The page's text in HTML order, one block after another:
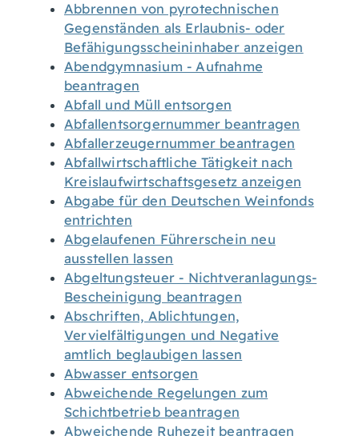
Abbrennen von pyrotechnischen
Gegenständen als Erlaubnis- oder
Befähigungsscheininhaber anzeigen
Abendgymnasium - Aufnahme
beantragen
Abfall und Müll entsorgen
Abfallentsorgernummer beantragen
Abfallerzeugernummer beantragen
Abfallwirtschaftliche Tätigkeit nach
Kreislaufwirtschaftsgesetz anzeigen
Abgabe für den Deutschen Weinfonds
entrichten
Abgelaufenen Führerschein neu
ausstellen lassen
Abgeltungsteuer - Nichtveranlagungs-
Bescheinigung beantragen
Abschriften, Ablichtungen,
Vervielfältigungen und Negative
amtlich beglaubigen lassen
Abwasser entsorgen
Abweichende Regelungen zum
Schichtbetrieb beantragen
Abweichende Ruhezeit beantragen